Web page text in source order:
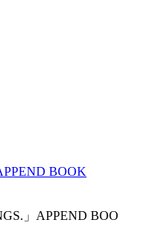
BOOK
」APPEND BOO